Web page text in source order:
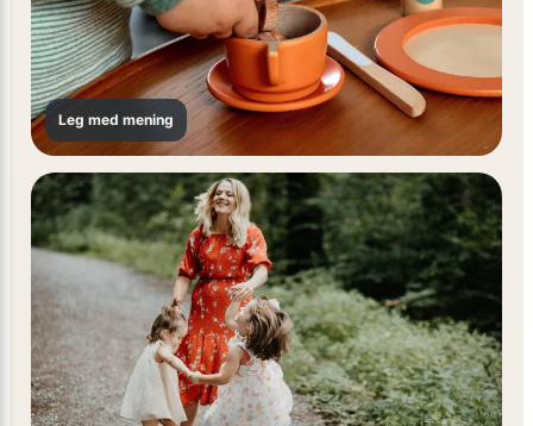
Leg med mening